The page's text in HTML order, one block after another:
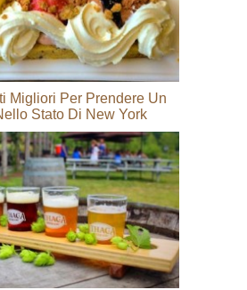
Migliori Per Prendere Un
Stato Di New York